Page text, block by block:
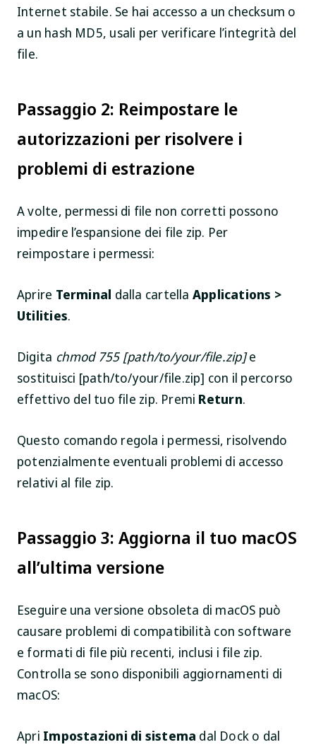
Internet stabile. Se hai accesso a un checksum o
a un hash MD5, usali per verificare l’integrità del
file.
Passaggio 2: Reimpostare le
autorizzazioni per risolvere i
problemi di estrazione
A volte, permessi di file non corretti possono
impedire l’espansione dei file zip. Per
reimpostare i permessi:
Aprire Terminal dalla cartella Applications >
Utilities.
Digita chmod 755 [path/to/your/file.zip]e
sostituisci [path/to/your/file.zip] con il percorso
effettivo del tuo file zip. Premi Return.
Questo comando regola i permessi, risolvendo
potenzialmente eventuali problemi di accesso
relativi al file zip.
Passaggio 3: Aggiorna il tuo macOS
all’ultima versione
Eseguire una versione obsoleta di macOS può
causare problemi di compatibilità con software
e formati di file più recenti, inclusi i file zip.
Controlla se sono disponibili aggiornamenti di
macOS:
Apri Impostazioni di sistema dal Dock o dal